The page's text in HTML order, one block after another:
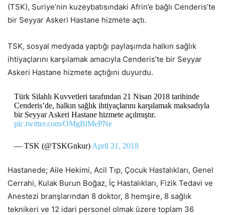
(TSK), Suriye’nin kuzeybatısındaki Afrin’e bağlı Cenderis’te
bir Seyyar Askeri Hastane hizmete açtı.
TSK, sosyal medyada yaptığı paylaşımda halkın sağlık
ihtiyaçlarını karşılamak amacıyla Cenderis’te bir Seyyar
Askeri Hastane hizmete açtığını duyurdu.
Türk Silahlı Kuvvetleri tarafından 21 Nisan 2018 tarihinde
Cenderis’de, halkın sağlık ihtiyaçlarını karşılamak maksadıyla
bir Seyyar Askeri Hastane hizmete açılmıştır.
pic.twitter.com/OMgBlMePNe
— TSK (@TSKGnkur) April 21, 2018
Hastanede; Aile Hekimi, Acil Tıp, Çocuk Hastalıkları, Genel
Cerrahi, Kulak Burun Boğaz, İç Hastalıkları, Fizik Tedavi ve
Anestezi branşlarından 8 doktor, 8 hemşire, 8 sağlık
teknikeri ve 12 idari personel olmak üzere toplam 36